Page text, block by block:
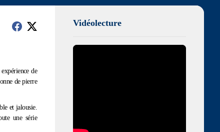
de
de pierre
et jalousie.
une série
Vidéolecture